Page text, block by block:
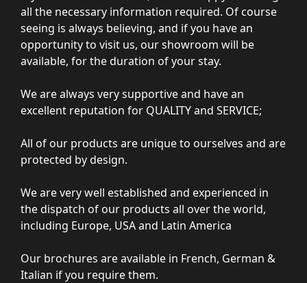
all the necessary information required. Of course
seeing is always believing, and if you have an
opportunity to visit us, our showroom will be
available, for the duration of your stay.
We are always very supportive and have an
excellent reputation for QUALITY and SERVICE;
All of our products are unique to ourselves and are
protected by design.
We are very well established and experienced in
the dispatch of our products all over the world,
including Europe, USA and Latin America
Our brochures are available in French, German &
Italian if you require them.